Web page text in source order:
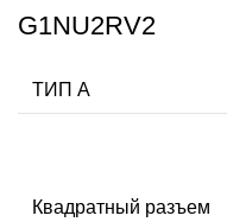
G1NU2RV2
ТИП А
Квадратный разъем